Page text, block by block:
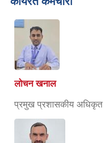
लोचन खनाल
प्रमुख प्रशासकीय अधिकृत